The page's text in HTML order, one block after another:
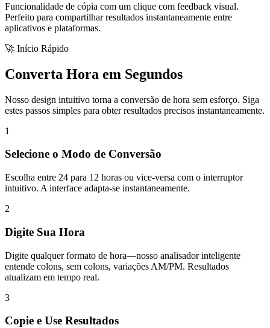
Funcionalidade de cópia com um clique com feedback visual.
Perfeito para compartilhar resultados instantaneamente entre
aplicativos e plataformas.
🚀 Início Rápido
Converta Hora em Segundos
Nosso design intuitivo torna a conversão de hora sem esforço. Siga
estes passos simples para obter resultados precisos instantaneamente.
1
Selecione o Modo de Conversão
Escolha entre 24 para 12 horas ou vice-versa com o interruptor
intuitivo. A interface adapta-se instantaneamente.
2
Digite Sua Hora
Digite qualquer formato de hora—nosso analisador inteligente
entende colons, sem colons, variações AM/PM. Resultados
atualizam em tempo real.
3
Copie e Use Resultados